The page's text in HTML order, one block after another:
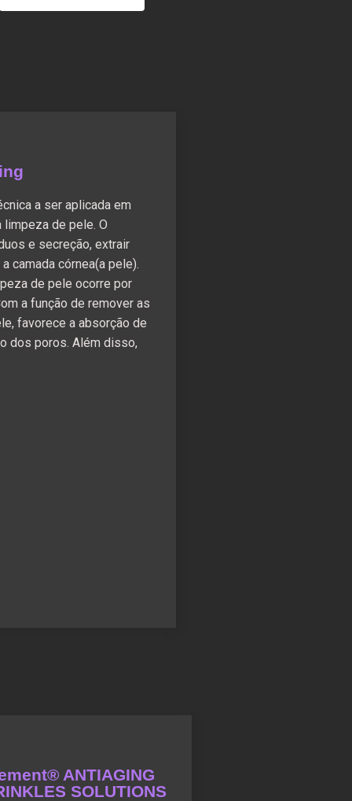
a ser aplicada em
de pele. O
e secreção, extrair
camada córnea(a pele).
de pele ocorre por
a função de remover as
favorece a absorção de
dos poros. Além disso,
ANTIAGING
SOLUTIONS